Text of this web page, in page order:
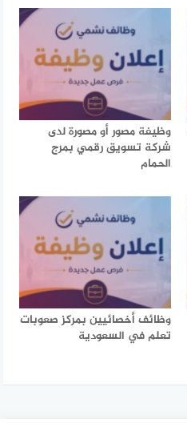
وظيفة مصور أو مصورة لدى
شركة تسويق رقمي بمرج
الحمام
وظائف أخصائيين بمركز صعوبات
تعلم في السعودية